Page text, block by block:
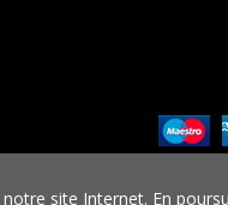
site Internet. En